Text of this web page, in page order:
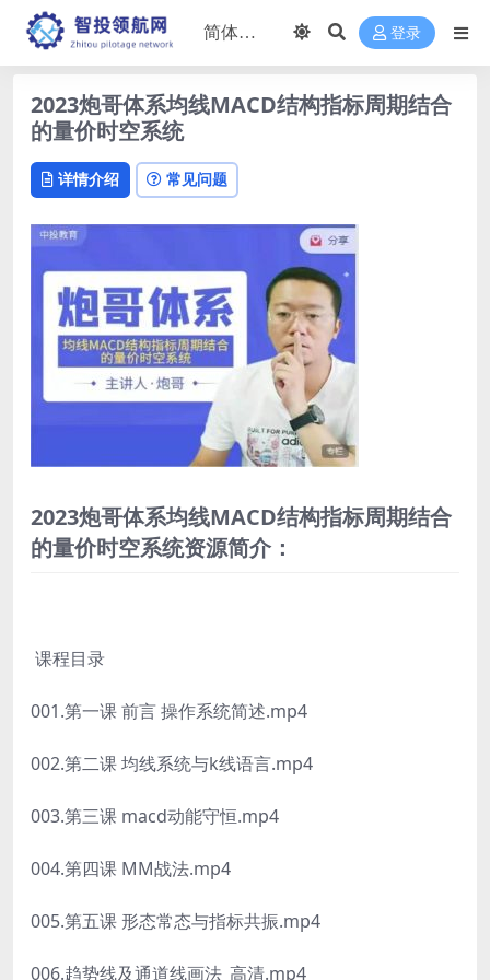
登录
2023炮哥体系均线MACD结构指标周期结合
的量价时空系统
详情介绍 常见问题
2023炮哥体系均线MACD结构指标周期结合
的量价时空系统资源简介：
课程目录
001.第一课 前言 操作系统简述.mp4
002.第二课 均线系统与k线语言.mp4
003.第三课 macd动能守恒.mp4
004.第四课 MM战法.mp4
005.第五课 形态常态与指标共振.mp4
006.趋势线及通道线画法_高清.mp4